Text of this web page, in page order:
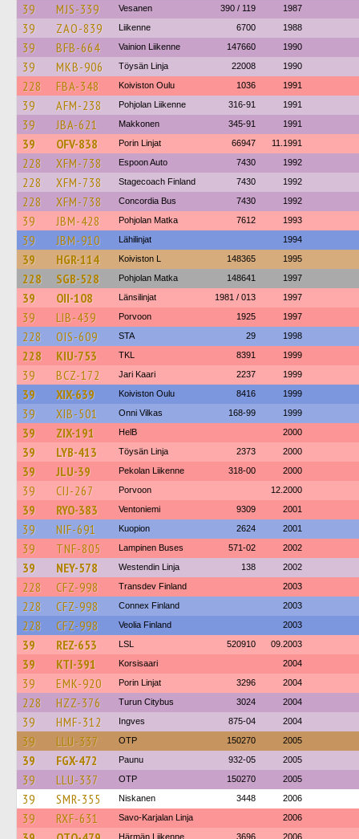
39 MJS-339 Vesanen 390 / 119 1987
39 ZAO-839 Liikenne 6700 1988
39 BFB-664 Vainion Liikenne 147660 1990
39 MKB-906 Töysän Linja 22008 1990
228 FBA-348 Koiviston Oulu 1036 1991
39 AFM-238 Pohjolan Liikenne 316-91 1991
39 JBA-621 Makkonen 345-91 1991
39 OFV-838 Porin Linjat 66947 11.1991
228 XFM-738 Espoon Auto 7430 1992
228 XFM-738 Stagecoach Finland 7430 1992
228 XFM-738 Concordia Bus 7430 1992
39 JBM-428 Pohjolan Matka 7612 1993
39 JBM-910 Lähilinjat 1994
39 HGR-114 Koiviston L 148365 1995
228 SGB-528 Pohjolan Matka 148641 1997
39 OII-108 Länsilinjat 1981 / 013 1997
39 LIB-439 Porvoon 1925 1997
228 OIS-609 STA 29 1998
228 KIU-753 TKL 8391 1999
39 BCZ-172 Jari Kaari 2237 1999
39 XIX-639 Koiviston Oulu 8416 1999
39 XIB-501 Onni Vilkas 168-99 1999
39 ZIX-191 HelB 2000
39 LYB-413 Töysän Linja 2373 2000
39 JLU-39 Pekolan Liikenne 318-00 2000
39 CIJ-267 Porvoon 12.2000
39 RYO-383 Ventoniemi 9309 2001
39 NIF-691 Kuopion 2624 2001
39 TNF-805 Lampinen Buses 571-02 2002
39 NEY-578 Westendin Linja 138 2002
228 CFZ-998 Transdev Finland 2003
228 CFZ-998 Connex Finland 2003
228 CFZ-998 Veolia Finland 2003
39 REZ-653 LSL 520910 09.2003
39 KTI-391 Korsisaari 2004
39 EMK-920 Porin Linjat 3296 2004
228 HZZ-376 Turun Citybus 3024 2004
39 HMF-312 Ingves 875-04 2004
39 LLU-337 OTP 150270 2005
39 FGX-472 Paunu 932-05 2005
39 LLU-337 OTP 150270 2005
39 SMR-355 Niskanen 3448 2006
39 RXF-631 Savo-Karjalan Linja 2006
Härmän Liikenne 3696 2006